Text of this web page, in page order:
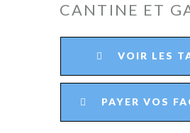
CANTINE ET
VOIR LES
PAYER VOS